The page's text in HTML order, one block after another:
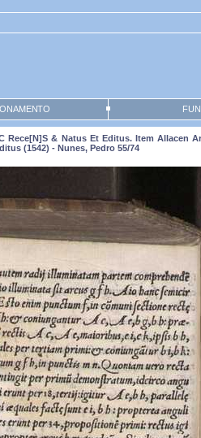
& Natus Et Editus. Item Allacen
(1542) - Nunes, Pedro 55/74